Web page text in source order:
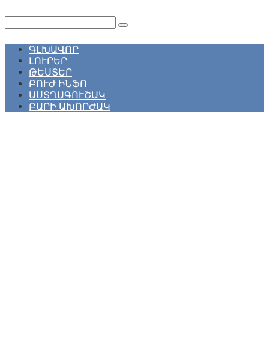
контенту
ԳԼԽԱՎՈՐ
ԼՈՒՐԵՐ
ԹԵՍՏԵՐ
ԲՈՒԺ ԻՆՖՈ
ԱՍՏՂԱԳՈՒՇԱԿ
ԲԱՐԻ ԱԽՈՐԺԱԿ